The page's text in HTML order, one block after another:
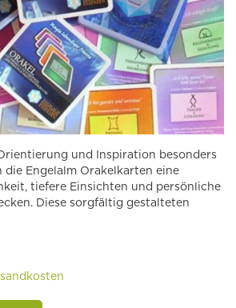
und Inspiration besonders
Engelalm Orakelkarten eine
tiefere Einsichten und persönliche
Diese sorgfältig gestalteten